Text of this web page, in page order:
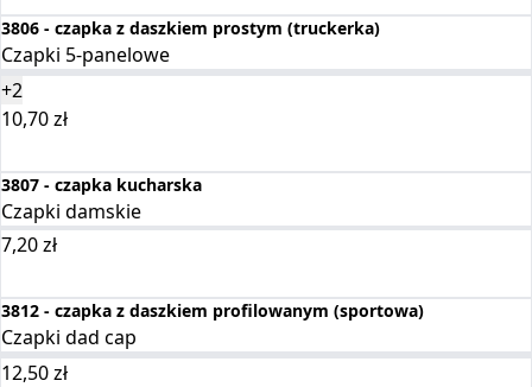
3806 - czapka z daszkiem prostym (truckerka)
Czapki 5-panelowe
+2
10,70zł
3807 - czapka kucharska
Czapki damskie
7,20zł
3812 - czapka z daszkiem profilowanym (sportowa)
Czapki dad cap
12,50zł